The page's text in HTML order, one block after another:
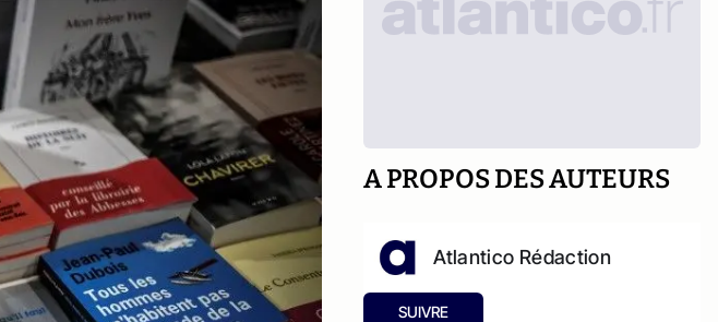
A PROPOS DES AUTEURS
Atlantico Rédaction
SUIVRE